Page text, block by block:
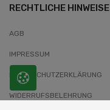
RECHTLICHE HINWEISE
AGB
IMPRESSUM
DATENSCHUTZERKLÄRUNG
WIDERRUFSBELEHRUNG